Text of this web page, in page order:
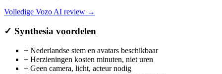
Volledige Vozo AI review →
✓ Synthesia voordelen
+ Nederlandse stem en avatars beschikbaar
+ Herzieningen kosten minuten, niet uren
+ Geen camera, licht, acteur nodig